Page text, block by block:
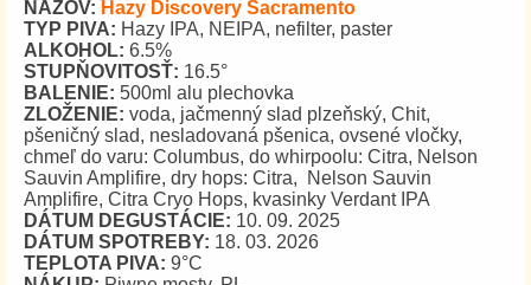
NÁZOV: Hazy Discovery Sacramento
TYP PIVA: Hazy IPA, NEIPA, nefilter, paster
ALKOHOL: 6.5%
STUPŇOVITOSŤ: 16.5°
BALENIE: 500ml alu plechovka
ZLOŽENIE: voda, jačmenný slad plzeňský, Chit,
pšeničný slad, nesladovaná pšenica, ovsené vločky,
chmeľ do varu: Columbus, do whirpoolu: Citra, Nelson
Sauvin Amplifire, dry hops: Citra, Nelson Sauvin
Amplifire, Citra Cryo Hops, kvasinky Verdant IPA
DÁTUM DEGUSTÁCIE: 10. 09. 2025
DÁTUM SPOTREBY: 18. 03. 2026
TEPLOTA PIVA: 9°C